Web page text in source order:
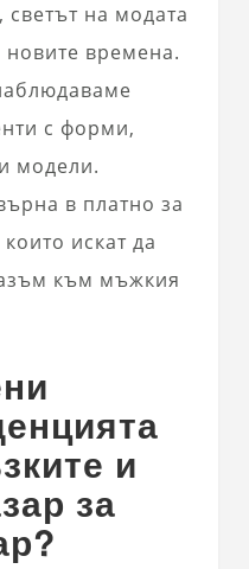
на модата
времена.
с форми,
модели.
в платно за
искат да
към мъжкия
и
за